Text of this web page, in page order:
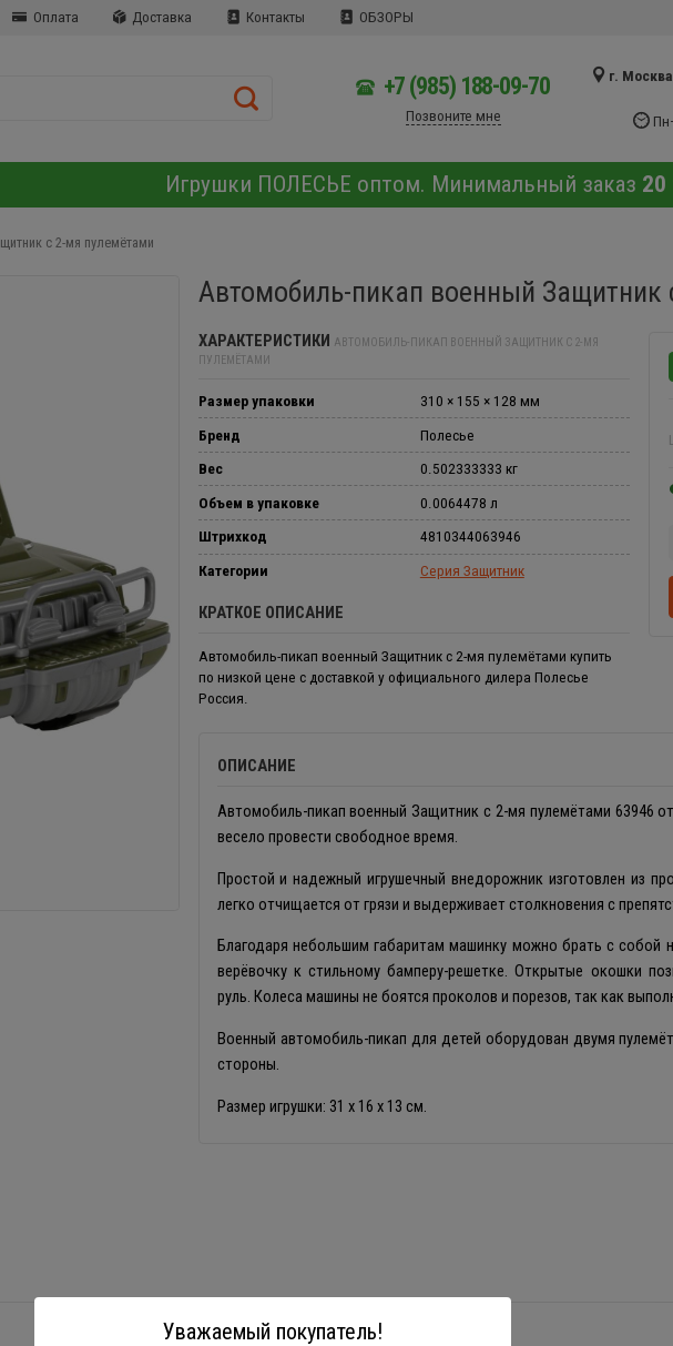
Оплата Доставка Контакты ОБЗОРЫ
+7 (985) 188-09-70
Позвоните мне
г.
Игрушки ПОЛЕСЬЕ оптом. Минимальный заказ 20
с 2-мя пулемётами
Автомобиль-пикап военный Защитник
ХАРАКТЕРИСТИКИ АВТОМОБИЛЬ-ПИКАП ВОЕННЫЙ ЗАЩИТНИК С 2-МЯ
ПУЛЕМЁТАМИ
Размер упаковки
310 × 155 × 128 мм
Бренд
Полесье
Вес
0.502333333 кг
Объем в упаковке
0.0064478 л
Штрихкод
4810344063946
Категории
Серия Защитник
КРАТКОЕ ОПИСАНИЕ
Автомобиль-пикап военный Защитник с 2-мя пулемётами купить
по низкой цене с доставкой у официального дилера Полесье
Россия.
ОПИСАНИЕ
Автомобиль-пикап военный Защитник с 2-мя пулемётами 63946
весело провести свободное время.
Простой и надежный игрушечный внедорожник изготовлен из
легко отчищается от грязи и выдерживает столкновения с
Благодаря небольшим габаритам машинку можно брать с собой
верёвочку к стильному бамперу-решетке. Открытые окошки
руль. Колеса машины не боятся проколов и порезов, так как
Военный автомобиль-пикап для детей оборудован двумя
стороны.
Размер игрушки: 31 х 16 х 13 см.
Уважаемый покупатель!